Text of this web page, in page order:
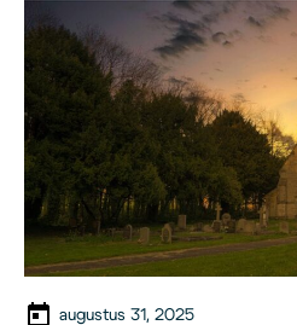
augustus 31, 2025